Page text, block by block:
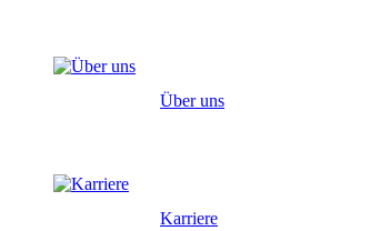
Über uns
Karriere